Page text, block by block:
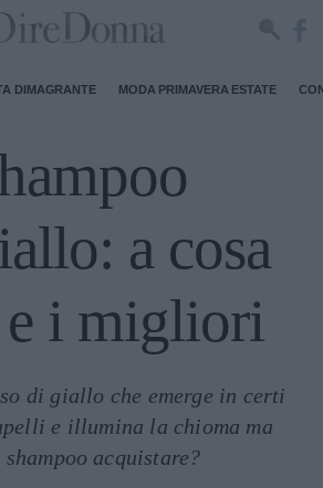
DIMAGRANTE MODA PRIMAVERA ESTATE
a cosa
e i migliori
di giallo che emerge in certi
e illumina la chioma ma
shampoo acquistare?